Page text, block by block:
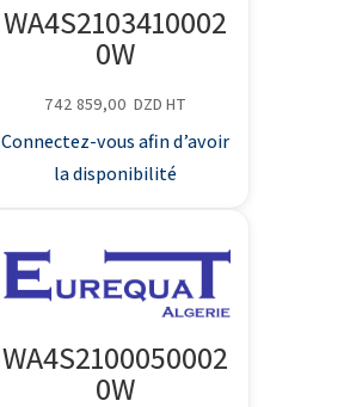
WA4S2103410002
0W
742 859,00 DZD HT
Connectez-vous afin d’avoir
la disponibilité
WA4S2100050002
0W